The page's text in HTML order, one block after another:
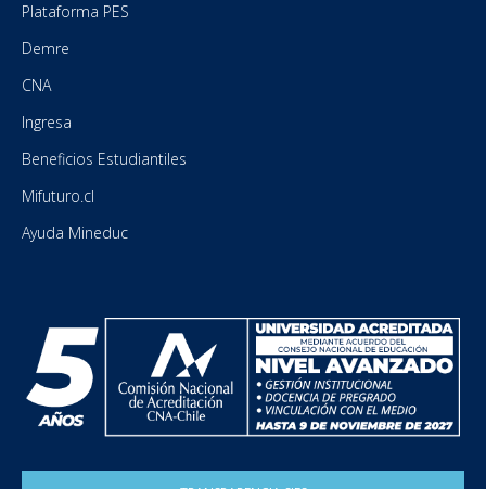
Plataforma PES
Demre
CNA
Ingresa
Beneficios Estudiantiles
Mifuturo.cl
Ayuda Mineduc